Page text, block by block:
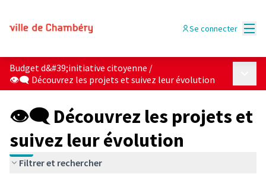
Se connecter
Budget d&#39;initiative citoyenne /
👁‍🗨 Découvrez les projets et suivez leur évolution
👁‍🗨 Découvrez les projets et
suivez leur évolution
Filtrer et rechercher